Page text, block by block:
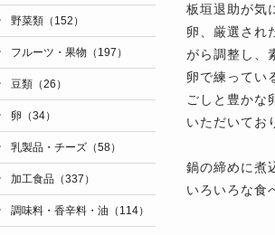
板垣退助が気
卵、厳選され
がら調整し、
卵で練ってい
ごしと豊かな
いただいてお
鍋の締めに煮
いろいろな食
野菜類（152）
フルーツ・果物（197）
豆類（26）
卵（34）
乳製品・チーズ（58）
加工食品（337）
調味料・香辛料・油（114）